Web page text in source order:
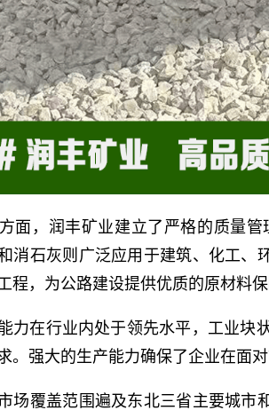
面，润丰矿业建立了严格的质量
消石灰则广泛应用于建筑、化工、
程，为公路建设提供优质的原材料保
力在行业内处于领先水平，工业块
。强大的生产能力确保了企业在面
场覆盖范围遍及东北三省主要城市